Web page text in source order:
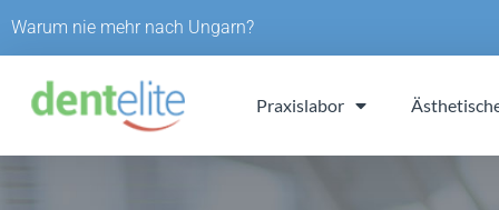
to
Warum nie mehr nach Ungarn?
Praxislabor